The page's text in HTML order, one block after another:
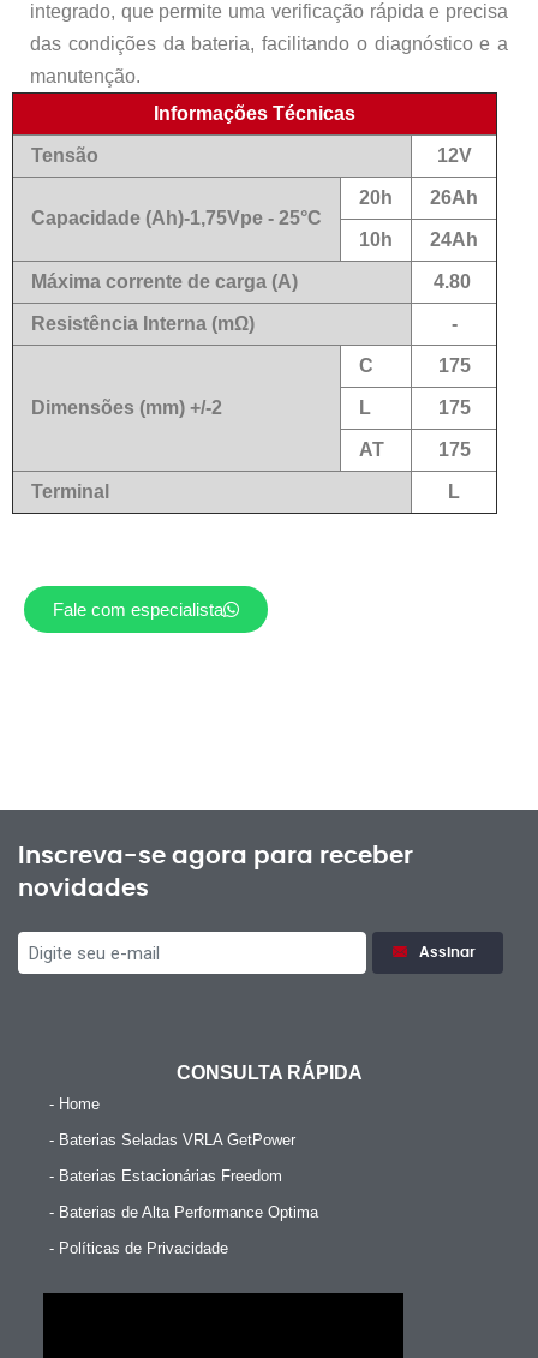
integrado, que permite uma verificação rápida e precisa
das condições da bateria, facilitando o diagnóstico e a
manutenção.
Informações Técnicas
Tensão 12V
Capacidade (Ah)-1,75Vpe - 25°C
20h 26Ah
10h 24Ah
Máxima corrente de carga (A) 4.80
Resistência Interna (mΩ) -
Dimensões (mm) +/-2
C 175
L 175
AT 175
Terminal L
Fale com especialista
Inscreva-se agora para receber
novidades
Assinar
CONSULTA RÁPIDA
- Home
- Baterias Seladas VRLA GetPower
- Baterias Estacionárias Freedom
- Baterias de Alta Performance Optima
- Políticas de Privacidade